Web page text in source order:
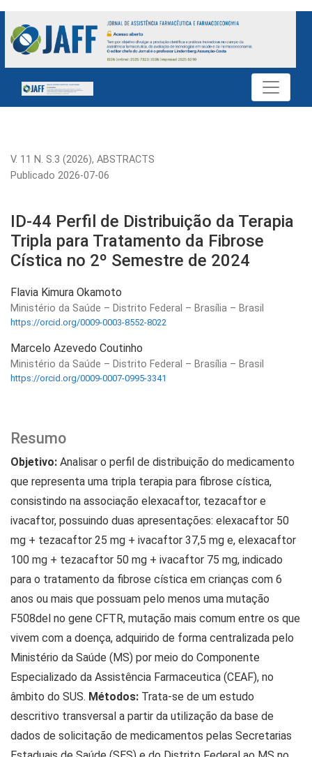
ID-44 Perfil de Distribuição da Terapia Tripla para
V. 11 N. S.3 (2026), ABSTRACTS
ID-44 Perfil de Distribuição da Terapia
Tripla para Tratamento da Fibrose
Cística no 2º Semestre de 2024
Publicado 2026-07-06
Flavia Kimura Okamoto
Ministério da Saúde – Distrito Federal – Brasília – Brasil
https://orcid.org/0009-0003-8552-8022
Marcelo Azevedo Coutinho
Ministério da Saúde – Distrito Federal – Brasília – Brasil
https://orcid.org/0009-0007-0995-3341
Resumo
Objetivo: Analisar o perfil de distribuição do medicamento
que representa uma tripla terapia para fibrose cística,
consistindo na associação elexacaftor, tezacaftor e
ivacaftor, possuindo duas apresentações: elexacaftor 50
mg + tezacaftor 25 mg + ivacaftor 37,5 mg e, elexacaftor
100 mg + tezacaftor 50 mg + ivacaftor 75 mg, indicado
para o tratamento da fibrose cística em crianças com 6
anos ou mais que possuam pelo menos uma mutação
F508del no gene CFTR, mutação mais comum entre os que
vivem com a doença, adquirido de forma centralizada pelo
Ministério da Saúde (MS) por meio do Componente
Especializado da Assistência Farmaceutica (CEAF), no
âmbito do SUS. Métodos: Trata-se de um estudo
descritivo transversal a partir da utilização da base de
dados de solicitação de medicamentos pelas Secretarias